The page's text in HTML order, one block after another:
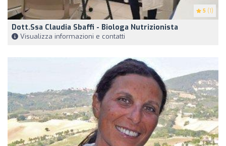
5 (1)
Dott.ssa Claudia Sbaffi - Biologa Nutrizionista
Visualizza informazioni e contatti